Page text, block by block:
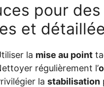
pour
et
la mise au point
régulièrement l’
la stabilisation